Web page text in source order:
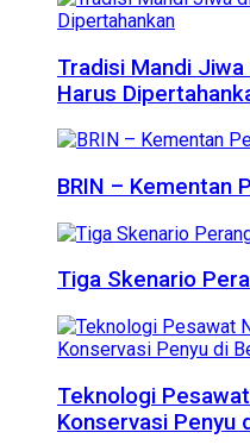
Tradisi Mandi
Harus
BRIN – Kementan
Tiga Skenario
Teknologi
Konservasi Penyu